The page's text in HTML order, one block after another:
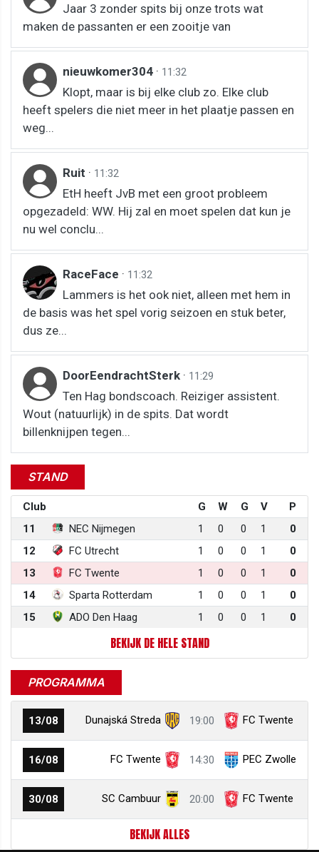
Jaar 3 zonder spits bij onze trots wat
maken de passanten er een zooitje van
nieuwkomer304 · 11:32
Klopt, maar is bij elke club zo. Elke club
heeft spelers die niet meer in het plaatje passen en
weg...
Ruit · 11:32
EtH heeft JvB met een groot probleem
opgezadeld: WW. Hij zal en moet spelen dat kun je
nu wel conclu...
RaceFace · 11:32
Lammers is het ook niet, alleen met hem in
de basis was het spel vorig seizoen en stuk beter,
dus ze...
DoorEendrachtSterk · 11:29
Ten Hag bondscoach. Reiziger assistent.
Wout (natuurlijk) in de spits. Dat wordt
billenknijpen tegen...
STAND
Club G W G V
P
11
NEC Nijmegen 1 0 0 1
0
12
FC Utrecht 1 0 0 1
0
13
FC Twente 1 0 0 1
0
14
Sparta Rotterdam 1 0 0 1
0
15
ADO Den Haag 1 0 0 1 0
BEKIJK DE HELE STAND
PROGRAMMA
13/08 Dunajská Streda 19:00 FC Twente
16/08 FC Twente 14:30 PEC Zwolle
30/08 SC Cambuur 20:00 FC Twente
BEKIJK ALLES